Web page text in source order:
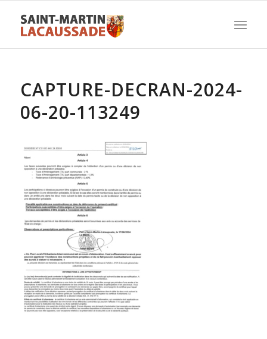
CAPTURE-DECRAN-2024-
06-20-113249